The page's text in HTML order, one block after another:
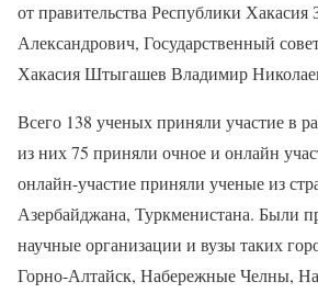
от правительства Республики
Александрович, Государственный
Хакасия Штыгашев Владимир
Всего 138 ученых приняли участие в
из них 75 приняли очное и онлайн
онлайн-участие приняли ученые из
Азербайджана, Туркменистана. Были
научные организации и вузы таких
Горно-Алтайск, Набережные Челны,